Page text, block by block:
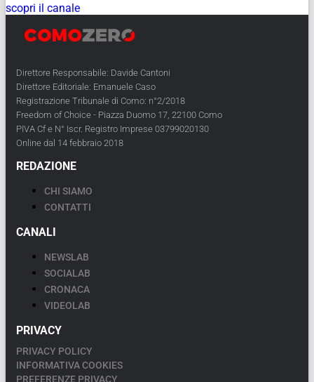
scopri il canale
Direttore Responsabile: Davide Cantoni
Direttore Editoriale: Emanuele Caso
Registrazione Tribunale di Como: n°2/2018
Freedom of Choice - Piazza Duomo 17, 22100 Como
PIVA Cf e N° Iscr. Registro Imprese 03799020130
Online dal 14 febbraio 2018
REDAZIONE
CHI SIAMO
CONTATTI
CANALI
NEWSLAB
SOCIALAB
CRONACA
VIDEOLAB
PRIVACY
PRIVACY POLICY
INFORMATIVA COOKIES
PREFERENZE PRIVACY